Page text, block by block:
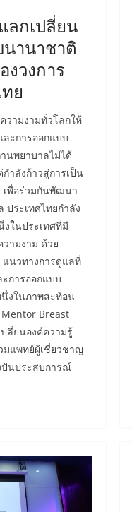
ลกเปลี่ยน
านาชาติ
วงการ
ย
วามงามทั่วโลกให้
ะการออกแบบ
นพยาบาลไม่ได้
ำลังก้าวสู่การเป็น
เพื่อร่วมกันพัฒนา
ประเทศไทยกำลัง
ในประเทศที่มี
ามงาม ด้วย
นวทางการดูแลที่
การออกแบบ
งในภาพสะท้อน
Breast
ลี่ยนองค์ความรู้
มแพทย์ผู้เชี่ยวชาญ
ปันประสบการณ์